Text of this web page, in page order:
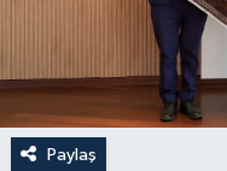
Paylaş